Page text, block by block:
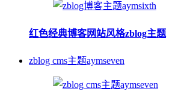
红色经典博客网站风格zblog主题
zblog cms主题aymseven